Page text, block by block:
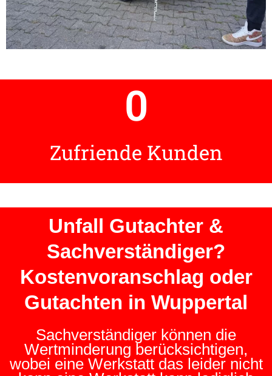
Zufriende Kunden
0
Unfall Gutachter &
Sachverständiger?
Kostenvoranschlag oder
Gutachten in Wuppertal
Sachverständiger können die
Wertminderung berücksichtigen,
wobei eine Werkstatt das leider nicht